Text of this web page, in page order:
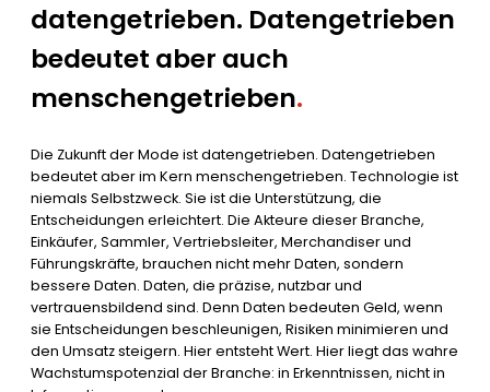
datengetrieben. Datengetrieben
bedeutet aber auch
menschengetrieben.
Die Zukunft der Mode ist datengetrieben. Datengetrieben
bedeutet aber im Kern menschengetrieben. Technologie ist
niemals Selbstzweck. Sie ist die Unterstützung, die
Entscheidungen erleichtert. Die Akteure dieser Branche,
Einkäufer, Sammler, Vertriebsleiter, Merchandiser und
Führungskräfte, brauchen nicht mehr Daten, sondern
bessere Daten. Daten, die präzise, ​​nutzbar und
vertrauensbildend sind. Denn Daten bedeuten Geld, wenn
sie Entscheidungen beschleunigen, Risiken minimieren und
den Umsatz steigern. Hier entsteht Wert. Hier liegt das wahre
Wachstumspotenzial der Branche: in Erkenntnissen, nicht in